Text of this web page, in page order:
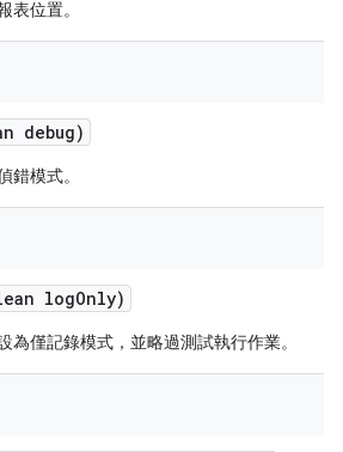
表位置。
debug)
錯模式。
logOnly)
為僅記錄模式，並略過測試執行作業。